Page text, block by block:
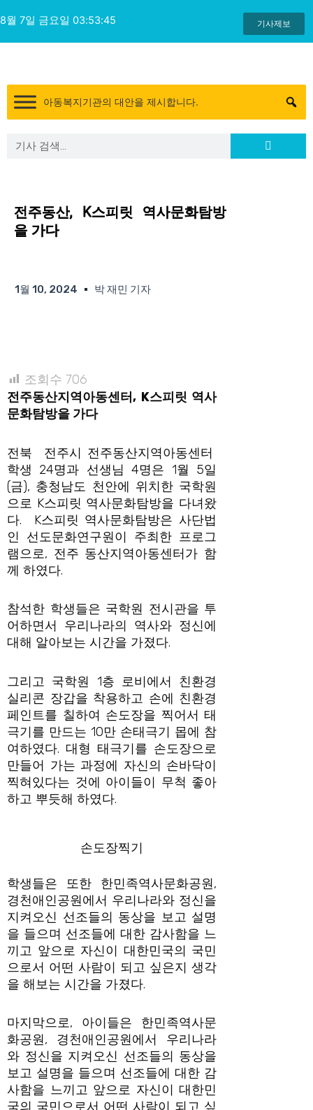
텐
츠
8월 7일 금요일 03:53:46 기사제보
아동복지기관의 대안을 제시합니다.
Search Search
전주동산, K스피릿 역사문화탐방
을 가다
1월 10, 2024 박 재민 기자
조회수 706
전주동산지역아동센터, K스피릿 역사
문화탐방을 가다
전북 전주시 전주동산지역아동센터
학생 24명과 선생님 4명은 1월 5일
(금), 충청남도 천안에 위치한 국학원
으로 K스피릿 역사문화탐방을 다녀왔
다. K스피릿 역사문화탐방은 사단법
인 선도문화연구원이 주최한 프로그
램으로, 전주 동산지역아동센터가 함
께 하였다.
참석한 학생들은 국학원 전시관을 투
어하면서 우리나라의 역사와 정신에
대해 알아보는 시간을 가졌다.
그리고 국학원 1층 로비에서 친환경
실리콘 장갑을 착용하고 손에 친환경
페인트를 칠하여 손도장을 찍어서 태
극기를 만드는 10만 손태극기 몹에 참
여하였다. 대형 태극기를 손도장으로
만들어 가는 과정에 자신의 손바닥이
찍혀있다는 것에 아이들이 무척 좋아
하고 뿌듯해 하였다.
손도장찍기
학생들은 또한 한민족역사문화공원,
경천애인공원에서 우리나라와 정신을
지켜오신 선조들의 동상을 보고 설명
을 들으며 선조들에 대한 감사함을 느
끼고 앞으로 자신이 대한민국의 국민
으로서 어떤 사람이 되고 싶은지 생각
을 해보는 시간을 가졌다.
마지막으로, 아이들은 한민족역사문
화공원, 경천애인공원에서 우리나라
와 정신을 지켜오신 선조들의 동상을
보고 설명을 들으며 선조들에 대한 감
사함을 느끼고 앞으로 자신이 대한민
국의 국민으로서 어떤 사람이 되고 싶